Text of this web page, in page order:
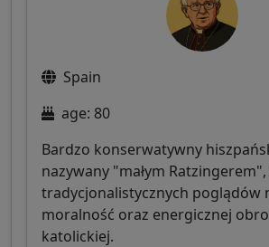
Spain
age: 80
Bardzo konserwatywny
nazywany "małym
tradycjonalistycznych poglądów
moralność oraz energicznej
katolickiej.